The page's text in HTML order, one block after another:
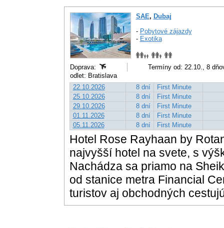
SAE, Dubaj
- Pobytové zájazdy
- Exotika
Doprava:
Termíny od: 22.10., 8
odlet: Bratislava
22.10.2026
8 dní
First Minute
25.10.2026
8 dní
First Minute
29.10.2026
8 dní
First Minute
01.11.2026
8 dní
First Minute
05.11.2026
8 dní First Minute
Hotel Rose Rayhaan by
najvyšší hotel na svete, s
Nachádza sa priamo na
od stanice metra Financial
turistov aj obchodných